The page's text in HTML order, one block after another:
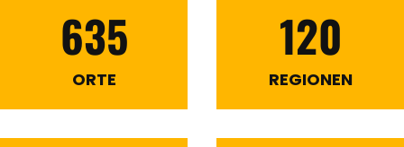
635
ORTE
120
REGIONEN